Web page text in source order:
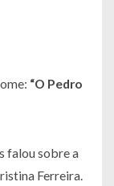
“O Pedro
falou sobre a
Ferreira.